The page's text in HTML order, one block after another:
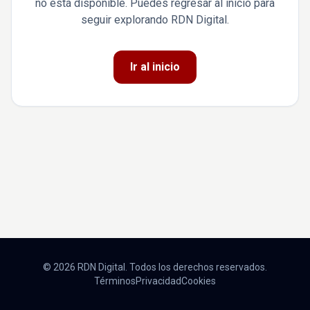
no está disponible. Puedes regresar al inicio para
seguir explorando RDN Digital.
Ir al inicio
© 2026 RDN Digital. Todos los derechos reservados.
TérminosPrivacidadCookies